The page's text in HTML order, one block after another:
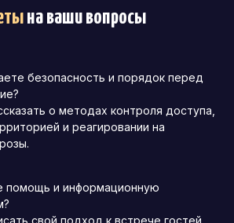
на ваши вопросы
безопасность и порядок перед
о методах контроля доступа,
и реагировании на
помощь и информационную
свой подход к встрече гостей,